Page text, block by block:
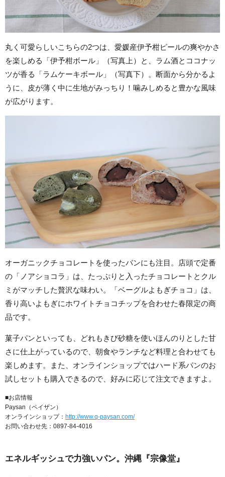
丸く可愛らしいこちらの2つは、愛媛産伊予柑ピールの爽やかさ
を楽しめる「伊予柑ボール」（写真上）と、ラム酒とココナッ
ツが香る「ラムケーキボール」（写真下）。断面から分かるよ
うに、皮が薄く中に生地がみっちり！噛みしめると豊かな風味
が広がります。
オーガニックチョコレートを使ったパンにも注目。店頭で定番
の「ノアショコラ」は、たっぷりと入ったチョコレートとクル
ミがマッチした贅沢な味わい。「ベーグルよもぎチョコ」は、
香り高いよもぎにホワイトチョコチップを合わせた春限定の商
品です。
菓子パンといっても、どれもきび砂糖を使いほんのりとした甘
さに仕上がっているので、朝食やランチなど料理と合わせても
楽しめます。また、オンラインショップではハード系パンのお
試しセットも購入できるので、好みに応じて注文できますよ。
■お店情報
Paysan（ペイザン）
オンラインショップ： http://www.q-paysan.com/
お問い合わせ先：0897-84-4016
エネルギッシュで力強いパン。沖縄『宗像堂』